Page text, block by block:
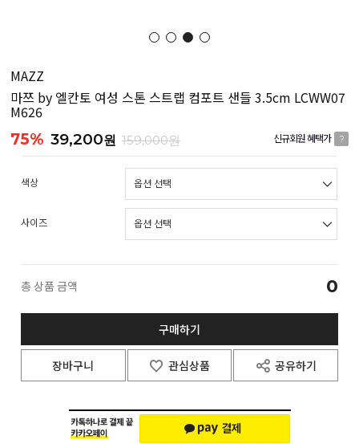
MAZZ
마쯔 by 엘칸토 여성 스톤 스트랩 컴포트 샌들 3.5cm LCWW07
M626
75% 39,200원 159,000원 신규회원 혜택가 ?
색상
사이즈
총 상품 금액 0
구매하기
장바구니 관심상품 공유하기